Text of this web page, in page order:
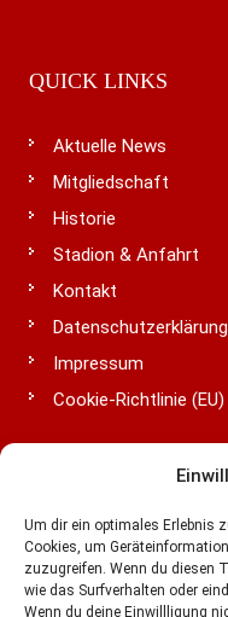
Um dir ein optimales Erlebnis
Cookies, um
zuzugreifen. Wenn du diesen
wie das Surfverhalten oder
Wenn du deine Einwillligung
QUICK LINKS
Aktuelle News
Mitgliedschaft
Historie
Stadion & Anfahrt
Kontakt
Datenschutzerklärung
Impressum
Cookie-Richtlinie (EU)